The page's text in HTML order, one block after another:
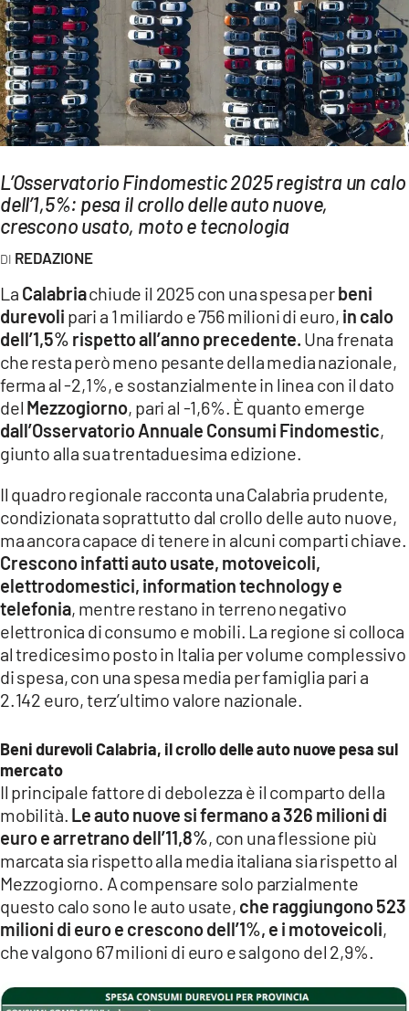
Streaming
LAC TV
LAC NETWORK
LAC ONAIR
LaC
Network
LACONAIR.IT
LACITYMAG.IT
ILREGGINO.IT
COSENZACHANNEL.IT
ILVIBONESE.IT
LACAPITALENEWS.IT
App
ANDROID
APPLE
L’Osservatorio Findomestic 2025 registra un calo
dell’1,5%: pesa il crollo delle auto nuove,
crescono usato, moto e tecnologia
REDAZIONE
La Calabriachiude il 2025 con una spesa perbeni
durevoli pari a 1 miliardo e 756 milioni di euro, in calo
dell’1,5% rispetto all’anno precedente. Una frenata
che resta però meno pesante della media nazionale,
ferma al -2,1%, e sostanzialmente in linea con il dato
del Mezzogiorno, pari al -1,6%. È quanto emerge
dall’Osservatorio Annuale Consumi Findomestic,
giunto alla sua trentaduesima edizione.
Il quadro regionale racconta una Calabria prudente,
condizionata soprattutto dal crollo delle auto nuove,
ma ancora capace di tenere in alcuni comparti chiave.
Crescono infatti auto usate, motoveicoli,
elettrodomestici, information technology e
telefonia, mentre restano in terreno negativo
elettronica di consumo e mobili. La regione si colloca
al tredicesimo posto in Italia per volume complessivo
di spesa, con una spesa media per famiglia pari a
2.142 euro, terz’ultimo valore nazionale.
Beni durevoli Calabria, il crollo delle auto nuove pesa sul
mercato
Il principale fattore di debolezza è il comparto della
mobilità. Le auto nuove si fermano a 326 milioni di
euro e arretrano dell’11,8%, con una flessione più
marcata sia rispetto alla media italiana sia rispetto al
Mezzogiorno. A compensare solo parzialmente
questo calo sono le auto usate, che raggiungono 523
milioni di euro e crescono dell’1%, e i motoveicoli,
che valgono 67 milioni di euro e salgono del 2,9%.